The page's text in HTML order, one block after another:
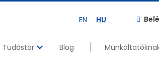
EN HU
Tudástár Blog